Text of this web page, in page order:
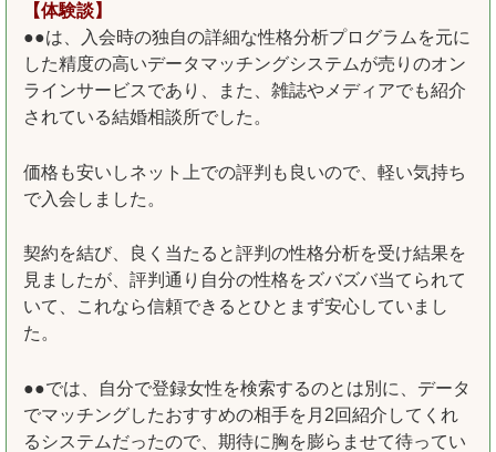
【体験談】
●●は、入会時の独自の詳細な性格分析プログラムを元に
した精度の高いデータマッチングシステムが売りのオン
ラインサービスであり、また、雑誌やメディアでも紹介
されている結婚相談所でした。
価格も安いしネット上での評判も良いので、軽い気持ち
で入会しました。
契約を結び、良く当たると評判の性格分析を受け結果を
見ましたが、評判通り自分の性格をズバズバ当てられて
いて、これなら信頼できるとひとまず安心していまし
た。
●●では、自分で登録女性を検索するのとは別に、データ
でマッチングしたおすすめの相手を月2回紹介してくれ
るシステムだったので、期待に胸を膨らませて待ってい